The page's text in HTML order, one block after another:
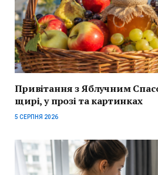
Привітання з Яблучним
щирі, у прозі та картинках
5 СЕРПНЯ 2026